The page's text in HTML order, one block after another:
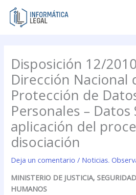
contenido
Disposición 12/
Dirección Nacional
Protección de
Personales – Datos
aplicación del
disociación
Deja un comentario / Noticias.
MINISTERIO DE JUSTICIA,
HUMANOS